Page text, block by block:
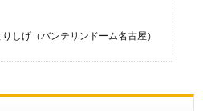
しげ（バンテリンドーム名古屋）